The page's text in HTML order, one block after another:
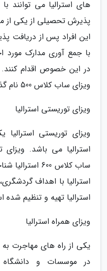
های استرالیا می توانند
پذیرش تحصیلی از یکی از
این افراد پس از دریافت
با جمع آوری مدارک مورد
در این خصوص اقدام کنند.
ویزای ساب کلاس 500 نام گذاری شده است.
ویزای توریستی استرالیا
ویزای توریستی
استرالیا می باشد. ویزای
ساب کلاس 600
استرالیا با اهداف
استرالیا تهیه و تنظیم
ویزای همراه استرالیا
یکی از راه های مهاجرت به
در موسسات و